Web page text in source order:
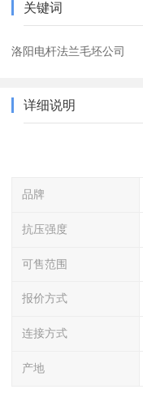
关键词
洛阳电杆法兰毛坯公司
详细说明
品牌
抗压强度
可售范围
报价方式
连接方式
产地